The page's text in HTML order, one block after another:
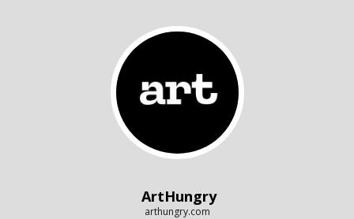
ArtHungry
arthungry.com